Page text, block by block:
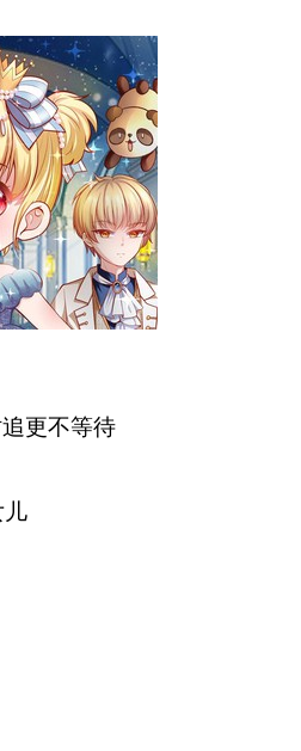
更不等待
儿